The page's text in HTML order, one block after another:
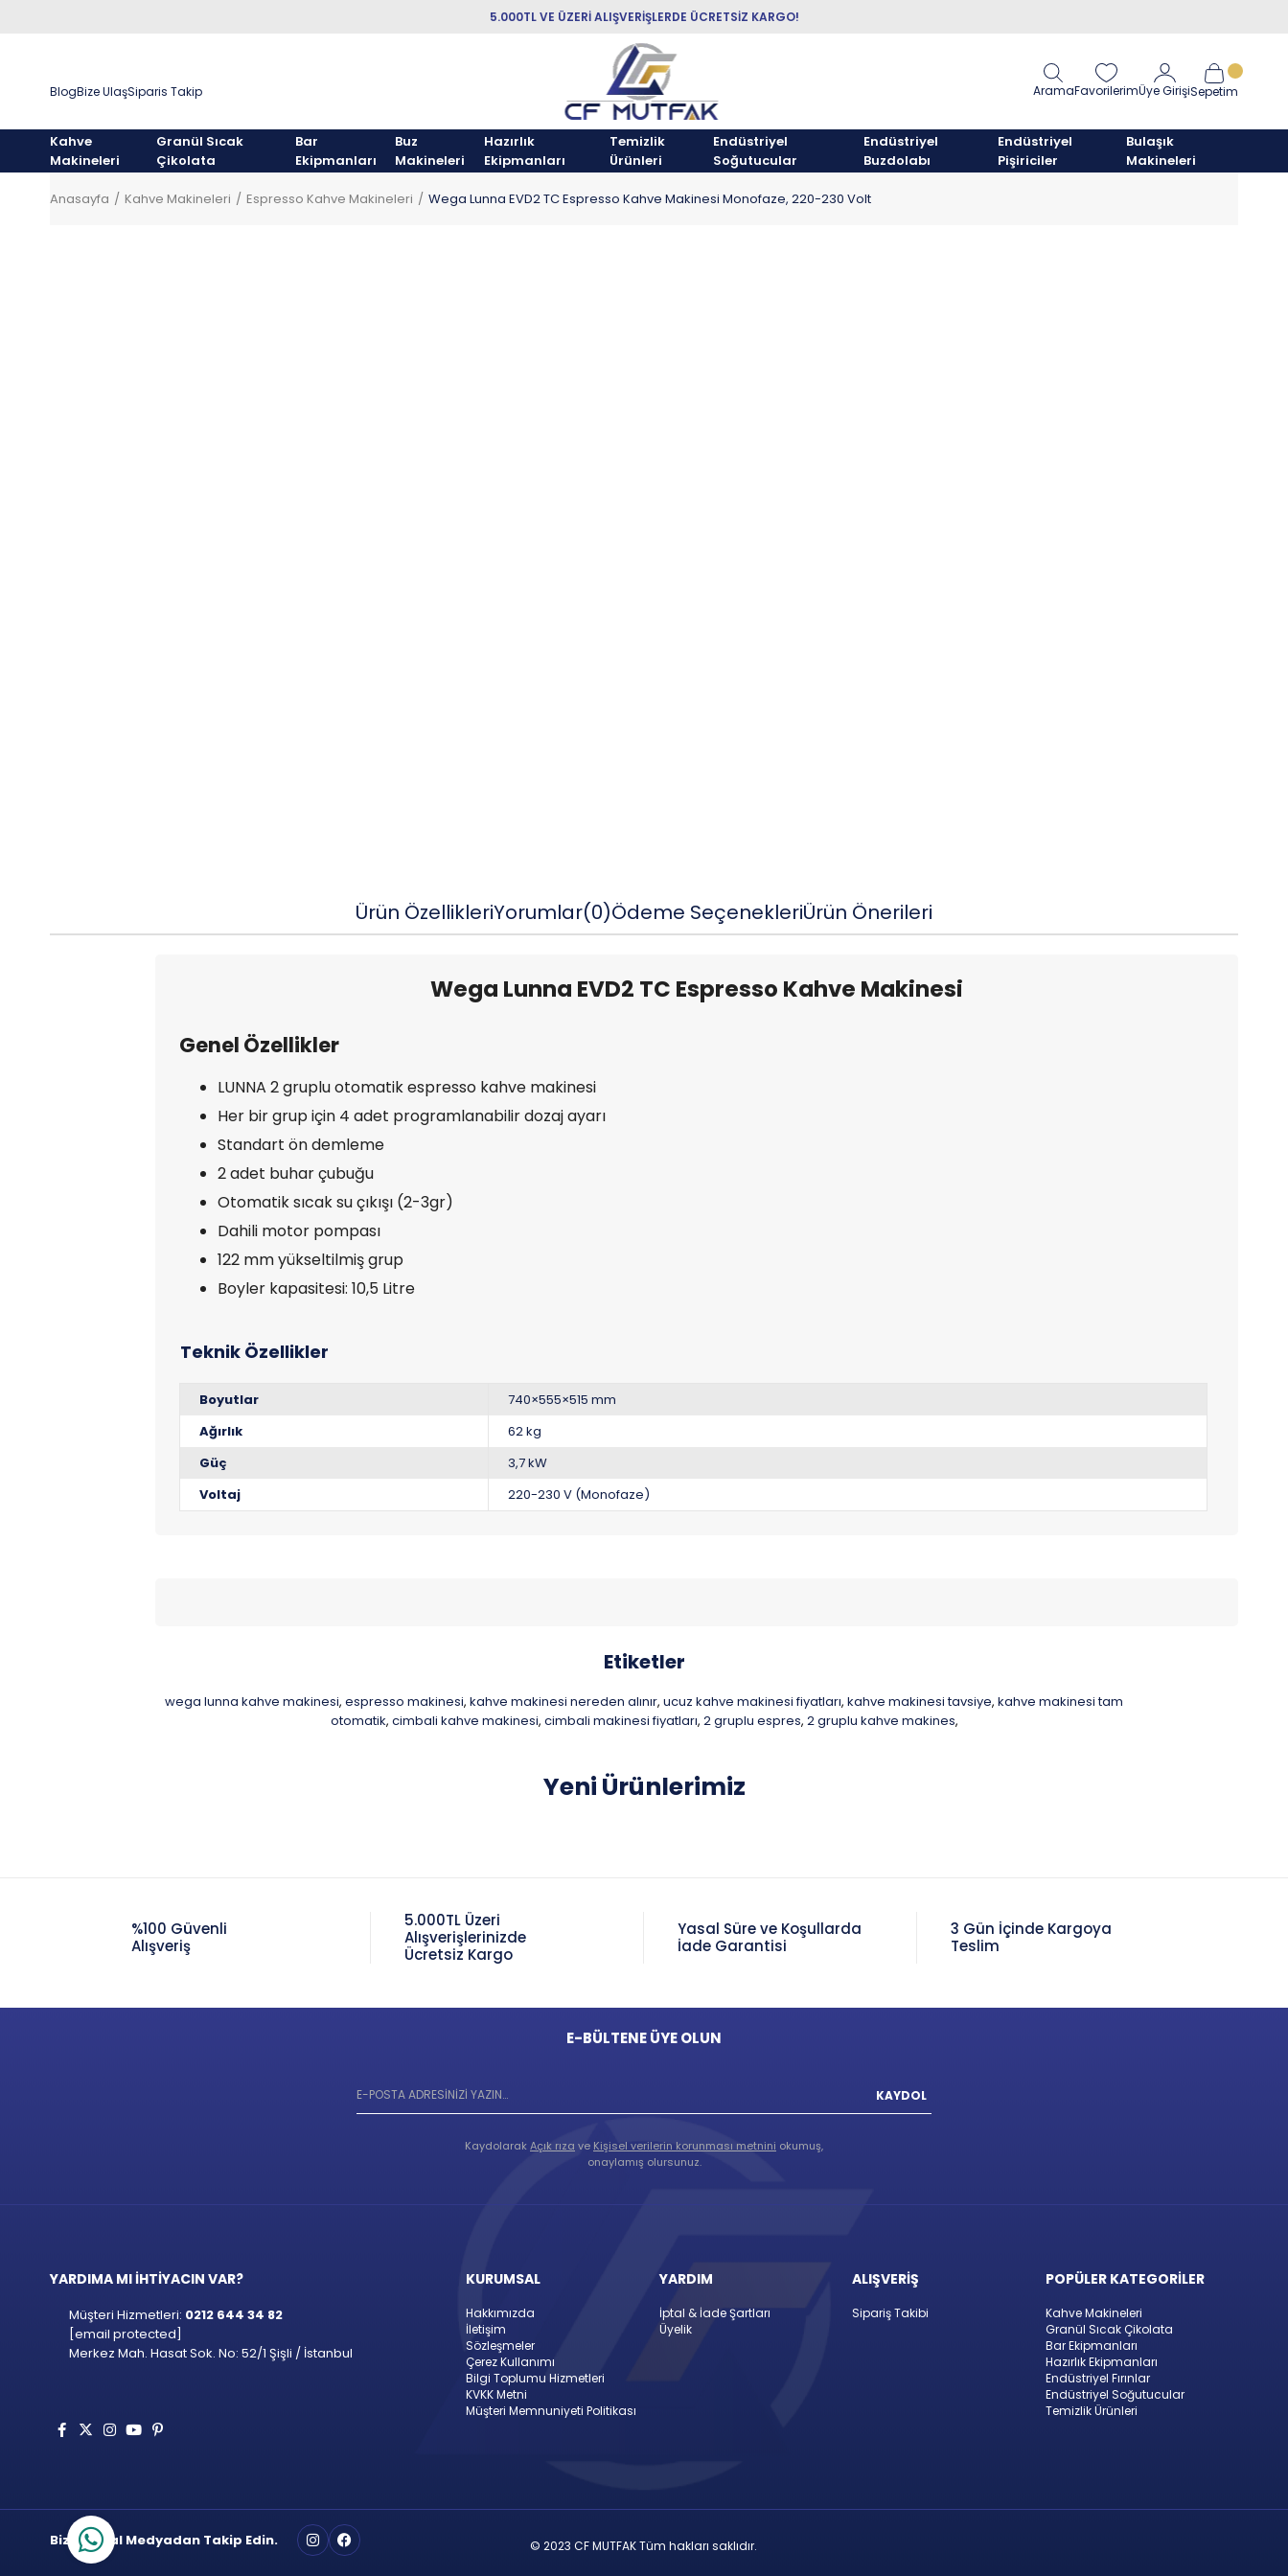
5.000TL VE ÜZERİ ALIŞVERİŞLERDE ÜCRETSİZ KARGO!
BlogBize UlaşSiparis Takip AramaFavorilerimÜye GirişiSepetim
Kahve
Makineleri
Granül Sıcak
Çikolata
Bar
Ekipmanları
Buz
Makineleri
Hazırlık
Ekipmanları
Temizlik
Ürünleri
Endüstriyel
Soğutucular
Endüstriyel
Buzdolabı
Endüstriyel
Pişiriciler
Bulaşık
Makineleri
Anasayfa Kahve Makineleri Espresso Kahve Makineleri Wega Lunna EVD2 TC Espresso Kahve Makinesi Monofaze, 220-230 Volt
Ürün ÖzellikleriYorumlar(0)Ödeme SeçenekleriÜrün Önerileri
Wega Lunna EVD2 TC Espresso Kahve Makinesi
Genel Özellikler
LUNNA 2 gruplu otomatik espresso kahve makinesi
Her bir grup için 4 adet programlanabilir dozaj ayarı
Standart ön demleme
2 adet buhar çubuğu
Otomatik sıcak su çıkışı (2-3gr)
Dahili motor pompası
122 mm yükseltilmiş grup
Boyler kapasitesi: 10,5 Litre
Boyutlar
740×555×515 mm
Ağırlık
62 kg
Güç
3,7 kW
Voltaj
220-230 V (Monofaze)
Etiketler
wega lunna kahve makinesi, espresso makinesi, kahve makinesi nereden alınır, ucuz kahve makinesi fiyatları, kahve makinesi tavsiye, kahve makinesi tam
otomatik, cimbali kahve makinesi, cimbali makinesi fiyatları, 2 gruplu espres, 2 gruplu kahve makines,
Yeni Ürünlerimiz
%100 Güvenli
Alışveriş
5.000TL Üzeri
Alışverişlerinizde
Ücretsiz Kargo
Yasal Süre ve Koşullarda
İade Garantisi
3 Gün İçinde Kargoya
Teslim
E-BÜLTENE ÜYE OLUN
KAYDOL
KaydolarakAçık rıza ve Kişisel verilerin korunması metnini okumuş,
onaylamış olursunuz.
YARDIMA MI İHTİYACIN VAR?
Müşteri Hizmetleri: 0212 644 34 82
[email protected]
Merkez Mah. Hasat Sok. No: 52/1 Şişli / İstanbul
KURUMSAL
Hakkımızda
İletişim
Sözleşmeler
Çerez Kullanımı
Bilgi Toplumu Hizmetleri
KVKK Metni
Müşteri Memnuniyeti Politikası
YARDIM
İptal & İade Şartları
Üyelik
ALIŞVERİŞ
Sipariş Takibi
POPÜLER KATEGORİLER
Kahve Makineleri
Granül Sıcak Çikolata
Bar Ekipmanları
Hazırlık Ekipmanları
Endüstriyel Fırınlar
Endüstriyel Soğutucular
Temizlik Ürünleri
Bizi Sosyal Medyadan Takip Edin. © 2023 CF MUTFAK Tüm hakları saklıdır.